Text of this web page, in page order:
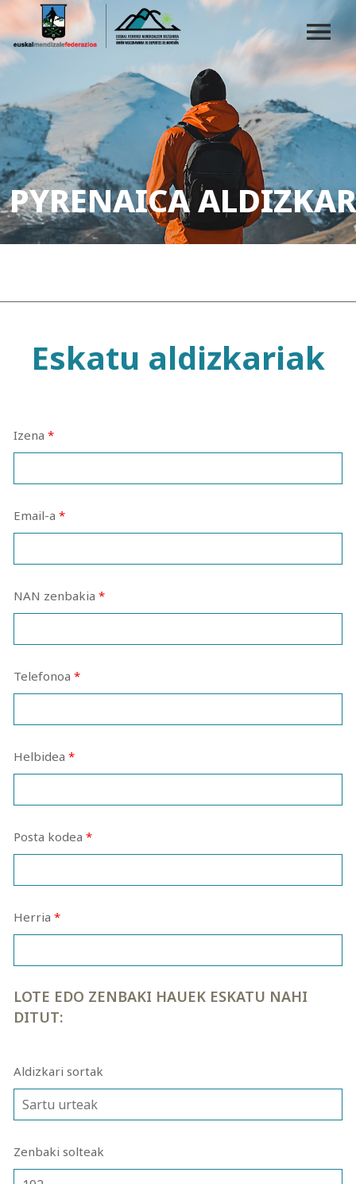
PYRENAICA
Eskatu aldizkariak
Izena *
Email-a *
NAN zenbakia *
Telefonoa *
Helbidea *
Posta kodea *
Herria *
LOTE EDO ZENBAKI HAUEK ESKATU NAHI
DITUT:
Aldizkari sortak
Zenbaki solteak